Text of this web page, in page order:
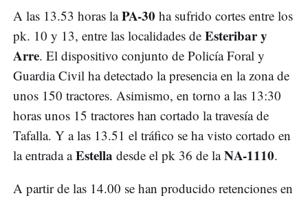
A las 13.53 horas laPA-30 ha sufrido cortes entre los
pk. 10 y 13, entre las localidades de Esteribar y
Arre. El dispositivo conjunto de Policía Foral y
Guardia Civil ha detectado la presencia en la zona de
unos 150 tractores. Asimismo, en torno a las 13:30
horas unos 15 tractores han cortado la travesía de
Tafalla. Y a las 13.51 el tráfico se ha visto cortado en
la entrada aEstella desde el pk 36 de laNA-1110.
A partir de las 14.00 se han producido retenciones en